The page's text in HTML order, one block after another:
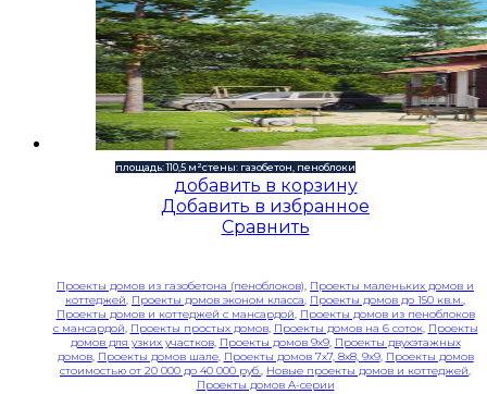
площадь: 110,5 м²стены: газобетон, пеноблоки
добавить в корзину
Добавить в избранное
Сравнить
Проекты домов из газобетона (пеноблоков), Проекты маленьких домов и
коттеджей, Проекты домов эконом класса, Проекты домов до 150 кв.м.,
Проекты домов и коттеджей с мансардой, Проекты домов из пеноблоков
с мансардой, Проекты простых домов, Проекты домов на 6 соток, Проекты
домов для узких участков, Проекты домов 9x9, Проекты двухэтажных
домов, Проекты домов шале, Проекты домов 7x7, 8x8, 9x9, Проекты домов
стоимостью от 20 000 до 40 000 руб., Новые проекты домов и коттеджей,
Проекты домов A-серии